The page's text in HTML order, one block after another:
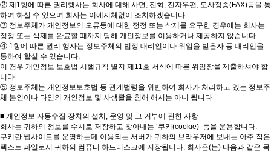
② 제1항에 따른 권리행사는 회사에 대해 사면, 전화, 전자우편, 모사정송(FAX)등을 통
하여 하실 수 있으며 회사는 이에지체없이 조치하겠습니다
③ 정보주체가 개인정보의 오류등에 대한 정정 또는 삭제를 요구한 경우에는 회사는
정정 또는 삭제를 완료할 때까지 당해 개인정보를 이용하거나 제공하지 않습니다.
④ 1항에 따른 권리 행사는 정보주체의 법정 대리인이나 위임을 받은자 등 대리인을
통하여 할실 수 있습니다.
이 경우 개인정보 보호법 시핼규칙 별지 제11호 서식에 따른 위임장을 제출하셔야 합
니다.
⑤ 정보주체는 개인정보보호법 등 관계법령을 위반하여 회사가 처리하고 있는 정보주
체 본인이나 타인의 개인정보 및 사생뢀을 침해 해서는 아니 됩니다
■ 개인정보 자동수집 장치의 설치, 운영 및 그 거부에 관한 사항
회사는 귀하의 정보를 수시로 저장하고 찾아내는 ‘쿠키(cookie)’ 등을 운용합니다.
쿠키란 웹사이트를 운영하는데 이용되는 서버가 귀하의 브라우저에 보내는 아주 작은
텍스트 파일로서 귀하의 컴퓨터 하드디스크에 저장됩니다. 회사은(는) 다음과 같은 목